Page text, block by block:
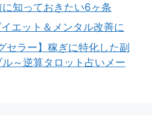
知っておきたい6ヶ条
エット＆メンタル改善に
セラー】稼ぎに特化した副
～逆算タロット占いメー